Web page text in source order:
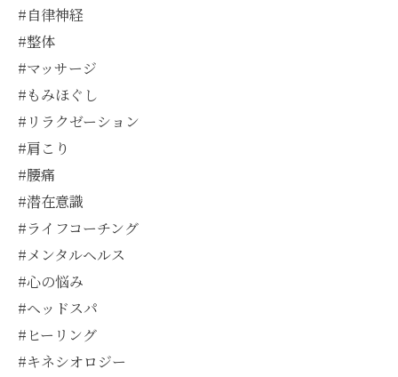
#自律神経
#整体
#マッサージ
#もみほぐし
#リラクゼーション
#肩こり
#腰痛
#潜在意識
#ライフコーチング
#メンタルヘルス
#心の悩み
#ヘッドスパ
#ヒーリング
#キネシオロジー